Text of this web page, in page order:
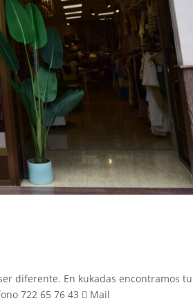
diferente. En kukadas encontramos tu
722 65 76 43  Mail